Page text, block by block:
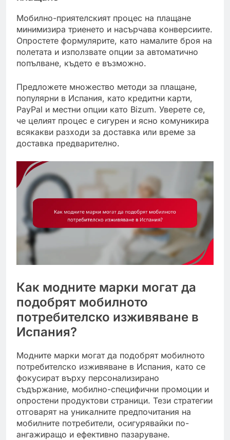
Мобилно-приятелският процес на плащане
минимизира триенето и насърчава конверсиите.
Опростете формулярите, като намалите броя на
полетата и използвате опции за автоматично
попълване, където е възможно.
Предложете множество методи за плащане,
популярни в Испания, като кредитни карти,
PayPal и местни опции като Bizum. Уверете се,
че целият процес е сигурен и ясно комуникира
всякакви разходи за доставка или време за
доставка предварително.
Как модните марки могат да
подобрят мобилното
потребителско изживяване в
Испания?
Модните марки могат да подобрят мобилното
потребителско изживяване в Испания, като се
фокусират върху персонализирано
съдържание, мобилно-специфични промоции и
опростени продуктови страници. Тези стратегии
отговарят на уникалните предпочитания на
мобилните потребители, осигурявайки по-
ангажиращо и ефективно пазаруване.